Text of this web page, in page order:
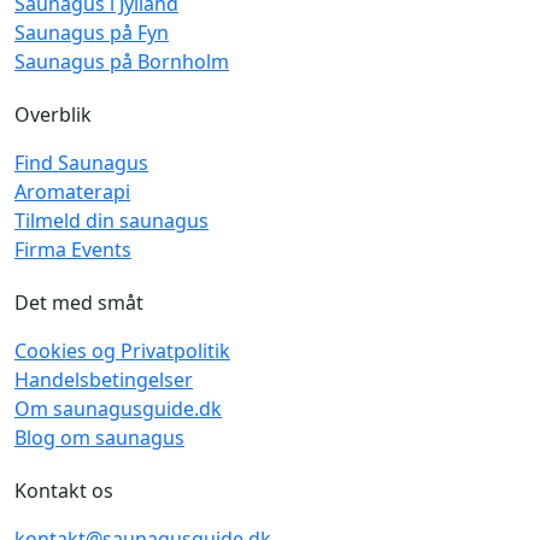
Saunagus på Fyn
Saunagus på Bornholm
Overblik
Find Saunagus
Aromaterapi
Tilmeld din saunagus
Firma Events
Det med småt
Cookies og Privatpolitik
Handelsbetingelser
Om saunagusguide.dk
Blog om saunagus
Kontakt os